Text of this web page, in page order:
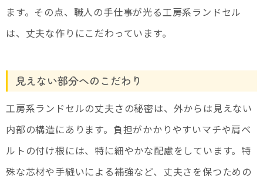
ます。その点、職人の手仕事が光る工房系ランドセル
は、丈夫な作りにこだわっています。
見えない部分へのこだわり
工房系ランドセルの丈夫さの秘密は、外からは見えない
内部の構造にあります。負担がかかりやすいマチや肩ベ
ルトの付け根には、特に細やかな配慮をしています。特
殊な芯材や手縫いによる補強など、丈夫さを保つための